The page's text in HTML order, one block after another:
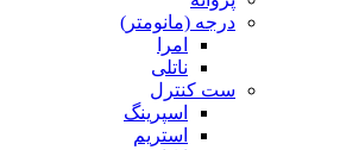
درجه (مانومتر)
امرا
ناتلی
ست کنترل
اسپرینگ
استریم